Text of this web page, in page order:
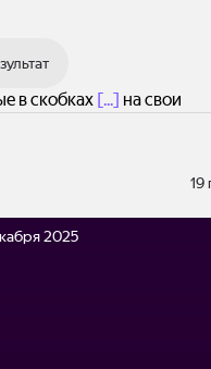
в скобках [...] на свои
19
2025